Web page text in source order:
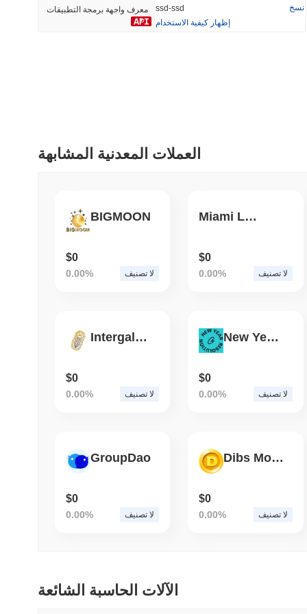
معرف واجهة برمجة التطبيقات ssd-ssd
نسخ
إظهار كيفية الاستخدام
العملات المعدنية المشابهة
BIGMOON
$0
0.00% لا تصنيف
Miami Land
$0
0.00% لا تصنيف
Intergalactic Cockroach
$0
0.00% لا تصنيف
New Year Resolution
$0
0.00% لا تصنيف
GroupDao
$0
0.00% لا تصنيف
Dibs Money
$0
0.00% لا تصنيف
الآلات الحاسبة الشائعة